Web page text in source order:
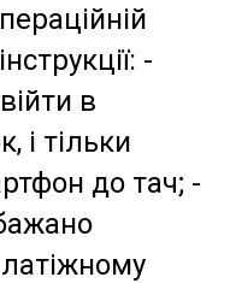
-
в
і тільки
до тач; -